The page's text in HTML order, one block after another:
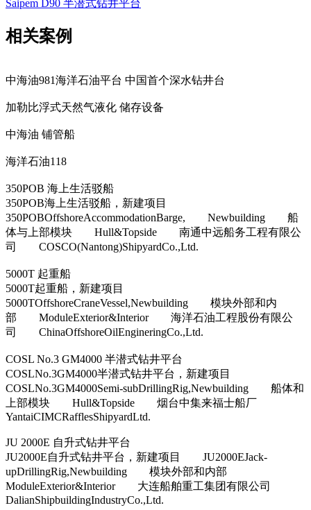
Saipem D90 半潜式钻井平台
相关案例
中海油981海洋石油平台 中国首个深水钻井台
加勒比浮式天然气液化 储存设备
中海油 铺管船
海洋石油118
350POB 海上生活驳船
350POB海上生活驳船，新建项目
350POBOffshoreAccommodationBarge, Newbuilding 船
体与上部模块 Hull&Topside 南通中远船务工程有限公
司 COSCO(Nantong)ShipyardCo.,Ltd.
5000T 起重船
5000T起重船，新建项目
5000TOffshoreCraneVessel,Newbuilding 模块外部和内
部 ModuleExterior&Interior 海洋石油工程股份有限公
司 ChinaOffshoreOilEngineringCo.,Ltd.
COSL No.3 GM4000 半潜式钻井平台
COSLNo.3GM4000半潜式钻井平台，新建项目
COSLNo.3GM4000Semi-subDrillingRig,Newbuilding 船体和
上部模块 Hull&Topside 烟台中集来福士船厂
YantaiCIMCRafflesShipyardLtd.
JU 2000E 自升式钻井平台
JU2000E自升式钻井平台，新建项目 JU2000EJack-
upDrillingRig,Newbuilding 模块外部和内部
ModuleExterior&Interior 大连船舶重工集团有限公司
DalianShipbuildingIndustryCo.,Ltd.